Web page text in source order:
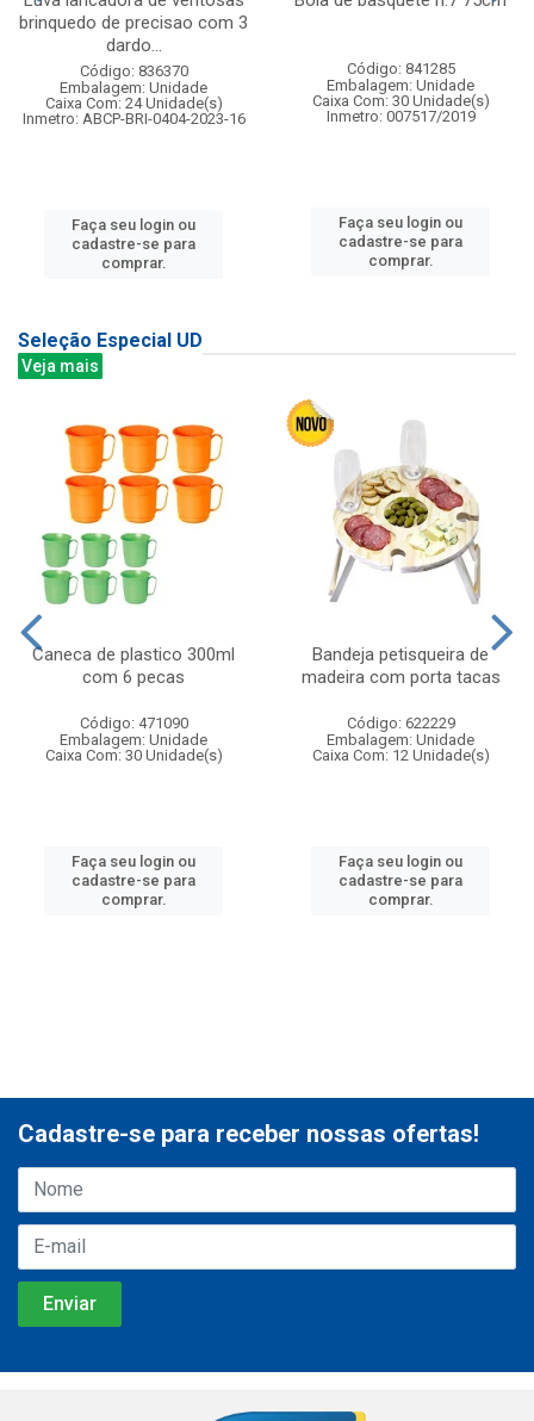
brinquedo de precisao com 3
dardo...
Código: 836370
Embalagem: Unidade
Caixa Com: 24 Unidade(s)
Inmetro: ABCP-BRI-0404-2023-16
Faça seu login ou
cadastre-se para
comprar.
Código: 841285
Embalagem: Unidade
Caixa Com: 30 Unidade(s)
Inmetro: 007517/2019
Faça seu login ou
cadastre-se para
comprar.
Seleção Especial UD
Veja mais
Caneca de plastico 300ml
com 6 pecas
Código: 471090
Embalagem: Unidade
Caixa Com: 30 Unidade(s)
Faça seu login ou
cadastre-se para
comprar.
Bandeja petisqueira de
madeira com porta tacas
Código: 622229
Embalagem: Unidade
Caixa Com: 12 Unidade(s)
Faça seu login ou
cadastre-se para
comprar.
Cadastre-se para receber nossas ofertas!